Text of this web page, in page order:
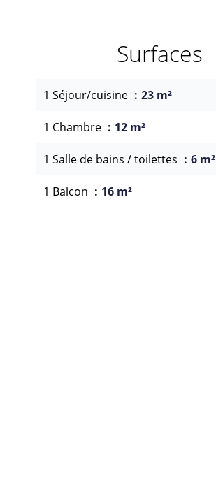
Surfaces
1 Séjour/cuisine 23 m²
1 Chambre 12 m²
1 Salle de bains / toilettes 6 m²
1 Balcon 16 m²